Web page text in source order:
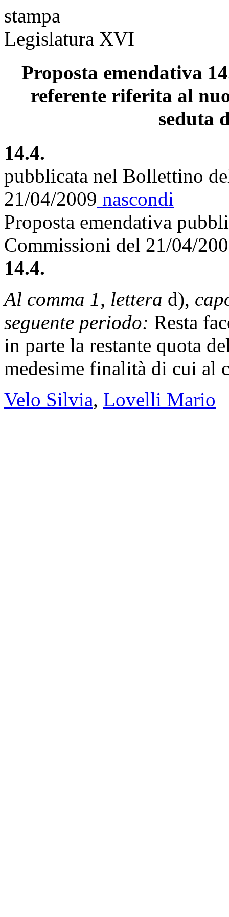
stampa
Legislatura XVI
Proposta emendativa
referente riferita al
seduta
14.4.
pubblicata nel Bollettino
21/04/2009 nascondi
Proposta emendativa
Commissioni del 21/04/
14.4.
Al comma 1, lettera d),
seguente periodo: Resta
in parte la restante quota
medesime finalità di cui al
Velo Silvia, Lovelli Mario